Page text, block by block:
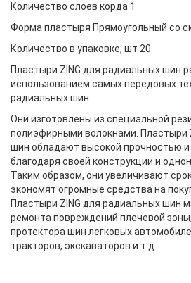
Количество слоев корда 1
Форма пластыря Прямоугольный со
Количество в упаковке, шт 20
Пластыри ZING для радиальных шин
использованием самых передовых
радиальных шин.
Они изготовлены из специальной
полиэфирными волокнами. Пластыри
шин обладают высокой прочностью
благодаря своей конструкции и
Таким образом, они увеличивают
экономят огромные средства на
Пластыри ZING для радиальных шин
ремонта повреждений плечевой
протектора шин легковых
тракторов, экскаваторов и т.д.